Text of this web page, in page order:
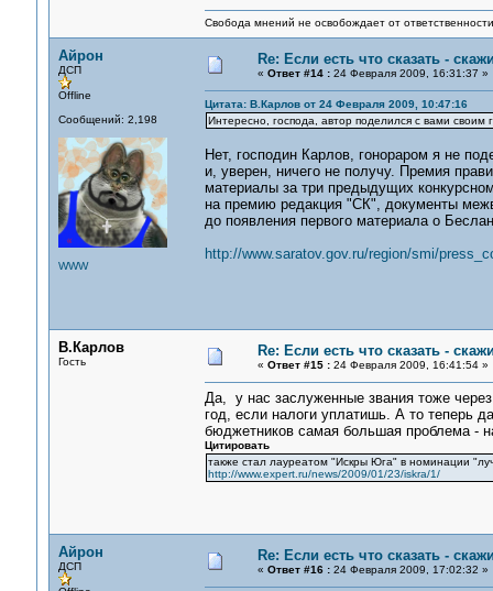
Свобода мнений не освобождает от
Айрон
ДСП
Offline
Сообщений: 2,198
WWW
Re: Если есть что сказать -
« Ответ #14 :24 Февраля 2009, 16:31:37 »
Цитата: В.Карлов от 24 Февраля 2009, 10:47:16
Интересно, господа, автор поделился с вами своим
Нет, господин Карлов, гонораром я не
и, уверен, ничего не получу. Премия
материалы за три предыдущих
на премию редакция "СК", документы
до появления первого материала о
http://www.saratov.gov.ru/region/smi/
В.Карлов
Гость
Re: Если есть что сказать -
« Ответ #15 :24 Февраля 2009, 16:41:54 »
Да, у нас заслуженные звания тоже
год, если налоги уплатишь. А то теперь
бюджетников самая большая проблема -
Цитировать
также стал лауреатом "Искры Юга" в номинации
http://www.expert.ru/news/2009/01/23/iskra/1/
Айрон
ДСП
Re: Если есть что сказать -
« Ответ #16 :24 Февраля 2009, 17:02:32 »